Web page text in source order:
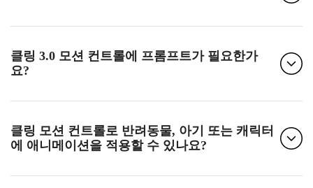
클링 3.0 모션 컨트롤에 프롬프트가 필요한가
요?
클링 모션 컨트롤로 반려동물, 아기 또는 캐릭터
에 애니메이션을 적용할 수 있나요?